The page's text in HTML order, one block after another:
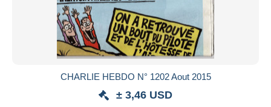
CHARLIE HEBDO N° 1202 Aout 2015
± 3,46 USD